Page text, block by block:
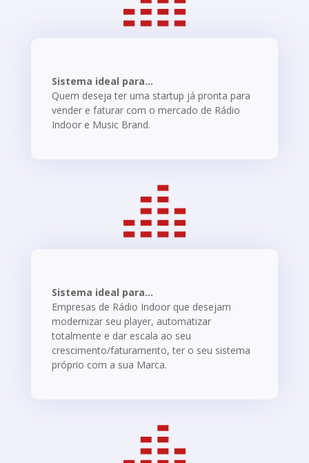
Sistema ideal para...
Quem deseja ter uma startup já pronta para
vender e faturar com o mercado de Rádio
Indoor e Music Brand.
Sistema ideal para...
Empresas de Rádio Indoor que desejam
modernizar seu player, automatizar
totalmente e dar escala ao seu
crescimento/faturamento, ter o seu sistema
próprio com a sua Marca.